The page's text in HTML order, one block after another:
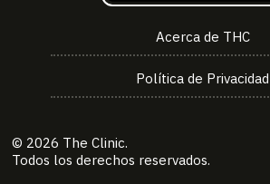
Acerca de THC
Política de Privacidad
© 2026 The Clinic.
Todos los derechos reservados.